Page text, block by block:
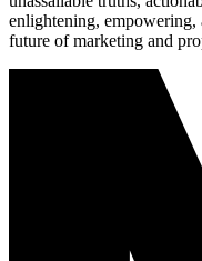
enlightening, empowering,
future of marketing and